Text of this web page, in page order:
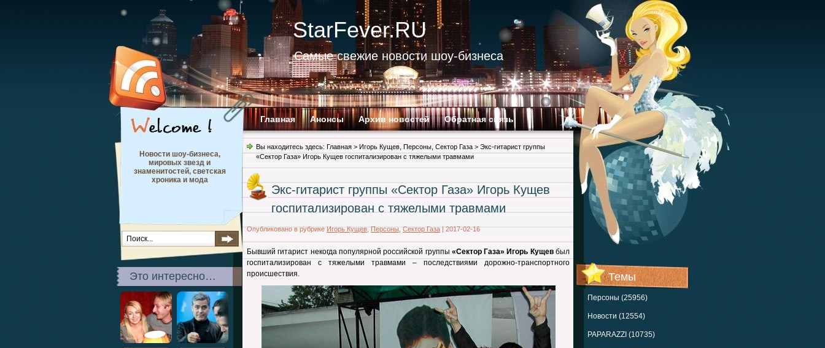
StarFever.RU
Самые свежие новости шоу-бизнеса
Главная Анонсы Архив новостей Обратная связь
Темы
Персоны (25956)
Новости (12554)
PAPARAZZI (10735)
Новости шоу-бизнеса,
мировых звезд и
знаменитостей, светская
хроника и мода
Это интересно…
Вы находитесь здесь: Главная > Игорь Кущев Персоны Сектор Газа > Экс-гитарист группы
«Сектор Газа» Игорь Кущев госпитализирован с тяжелыми травмами
Экс-гитарист группы «Сектор Газа» Игорь Кущев
госпитализирован с тяжелыми травмами
Опубликовано в рубрике Игорь Кущев Персоны Сектор Газа | 2017-02-16
Бывший гитарист некогда популярной российской группы «Сектор Газа» Игорь Кущевбыл
госпитализирован с тяжелыми травмами – последствиями дорожно-транспортного
происшествия.